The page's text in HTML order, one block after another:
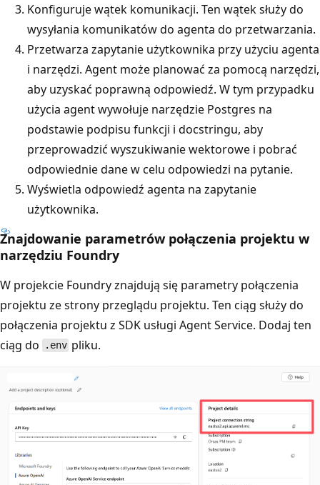
Konfiguruje wątek komunikacji. Ten wątek służy do
wysyłania komunikatów do agenta do przetwarzania.
Przetwarza zapytanie użytkownika przy użyciu agenta
i narzędzi. Agent może planować za pomocą narzędzi,
aby uzyskać poprawną odpowiedź. W tym przypadku
użycia agent wywołuje narzędzie Postgres na
podstawie podpisu funkcji i docstringu, aby
przeprowadzić wyszukiwanie wektorowe i pobrać
odpowiednie dane w celu odpowiedzi na pytanie.
Wyświetla odpowiedź agenta na zapytanie
użytkownika.
Znajdowanie parametrów połączenia projektu w
narzędziu Foundry
W projekcie Foundry znajdują się parametry połączenia
projektu ze strony przeglądu projektu. Ten ciąg służy do
połączenia projektu z SDK usługi Agent Service. Dodaj ten
ciąg do
.env pliku.